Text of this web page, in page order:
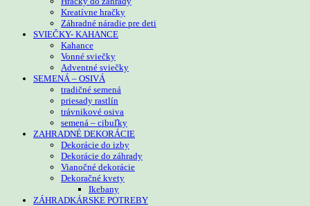
Kreatívne hračky
Záhradné náradie pre deti
SVIEČKY- KAHANCE
Kahance
Vonné sviečky
Adventné sviečky
SEMENÁ – OSIVÁ
tradičné semená
priesady rastlín
trávnikové osiva
semená – cibuľky
ZAHRADNÉ DEKORÁCIE
Dekorácie do izby
Dekorácie do záhrady
Vianočné dekorácie
Dekoračné kvety
Ikebany
ZÁHRADKÁRSKE POTREBY